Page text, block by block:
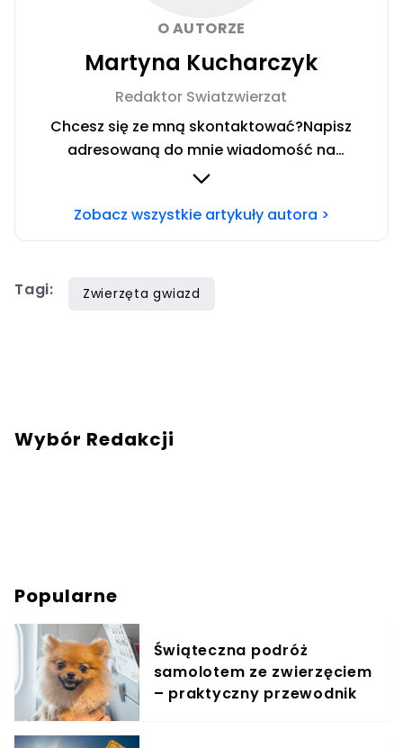
O AUTORZE
Martyna Kucharczyk
Redaktor Swiatzwierzat
Chcesz się ze mną skontaktować?Napisz
adresowaną do mnie wiadomość na
redakcja@swiatzwierzat.pl
Zobacz wszystkie artykuły autora >
Tagi: Zwierzęta gwiazd
Wybór Redakcji
Popularne
Świąteczna podróż
samolotem ze zwierzęciem
– praktyczny przewodnik